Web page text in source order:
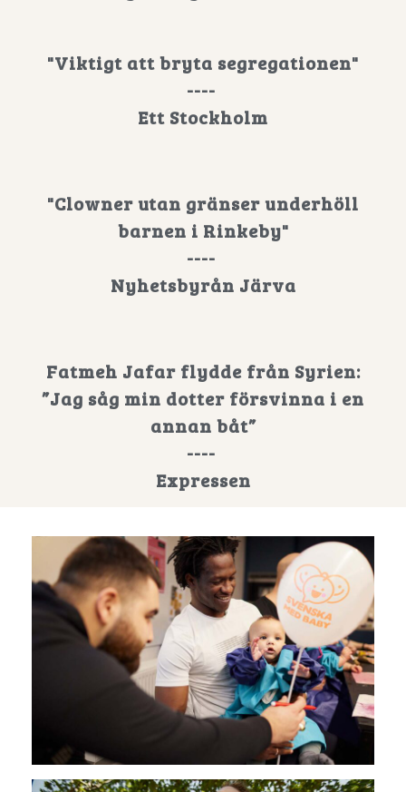
"Viktigt att bryta segregationen"
----
Ett Stockholm
"Clowner utan gränser underhöll
barnen i Rinkeby"
----
Nyhetsbyrån Järva
Fatmeh Jafar flydde från Syrien:
”Jag såg min dotter försvinna i en
annan båt”
----
Expressen